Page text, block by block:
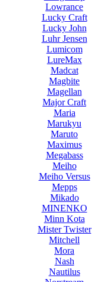
Lowrance
Lucky Craft
Lucky John
Luhr Jensen
Lumicom
LureMax
Madcat
Magbite
Magellan
Major Craft
Maria
Marukyu
Maruto
Maximus
Megabass
Meiho
Meiho Versus
Mepps
Mikado
MINENKO
Minn Kota
Mister Twister
Mitchell
Mora
Nash
Nautilus